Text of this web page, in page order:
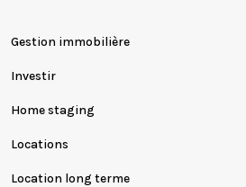
Gestion immobilière
Investir
Home staging
Locations
Location long terme